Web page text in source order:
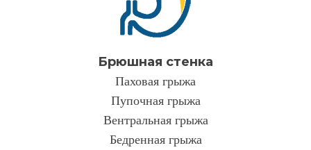
Брюшная стенка
Паховая грыжа
Пупочная грыжа
Вентральная грыжа
Бедренная грыжа